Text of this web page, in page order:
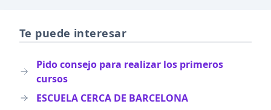
Te puede interesar
Pido consejo para realizar los primeros
cursos
ESCUELA CERCA DE BARCELONA